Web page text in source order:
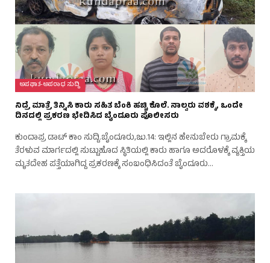
ಅಪಘಾತ-ಅಪರಾಧ ಸುದ್ದಿ
ನಿದ್ರೆ ಮಾತ್ರೆ ತಿನ್ನಿಸಿ ಕಾರು ಸಹಿತ ಬೆಂಕಿ ಹಚ್ಚಿ ಕೊಲೆ. ನಾಲ್ವರು ವಶಕ್ಕೆ, ಒಂದೇ
ದಿನದಲ್ಲಿ ಪ್ರಕರಣ ಭೇದಿಸಿದ ಬೈಂದೂರು ಪೊಲೀಸರು
ಕುಂದಾಪ್ರ ಡಾಟ್ ಕಾಂ ಸುದ್ದಿ.ಬೈಂದೂರು,ಜು.14: ಇಲ್ಲಿನ ಹೇನುಬೇರು ಗ್ರಾಮಕ್ಕೆ
ತೆರಳುವ ಮಾರ್ಗದಲ್ಲಿ ಸುಟ್ಟುಹೊದ ಸ್ಥಿತಿಯಲ್ಲಿ ಕಾರು ಹಾಗೂ ಅದರೊಳಕ್ಕೆ ವ್ಯಕ್ತಿಯ
ಮೃತದೇಹ ಪತ್ತೆಯಾಗಿದ್ದ ಪ್ರಕರಣಕ್ಕೆ ಸಂಬಂಧಿಸಿದಂತೆ ಬೈಂದೂರು…